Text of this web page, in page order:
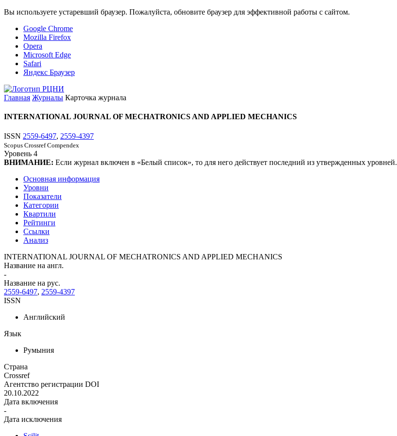
Вы используете устаревший браузер. Пожалуйста, обновите браузер для эффективной работы с сайтом.
Google Chrome
Mozilla Firefox
Opera
Microsoft Edge
Safari
Яндекс Браузер
Главная Журналы Карточка журнала
INTERNATIONAL JOURNAL OF MECHATRONICS AND APPLIED MECHANICS
ISSN 2559-6497, 2559-4397
Scopus Crossref Compendex
Уровень 4
ВНИМАНИЕ: Если журнал включен в «Белый список», то для него действует последний из утвержденных уровней.
Основная информация
Уровни
Показатели
Категории
Квартили
Рейтинги
Ссылки
Анализ
INTERNATIONAL JOURNAL OF MECHATRONICS AND APPLIED MECHANICS
Название на англ.
-
Название на рус.
2559-6497, 2559-4397
ISSN
Английский
Язык
Румыния
Страна
Crossref
Агентство регистрации DOI
20.10.2022
Дата включения
-
Дата исключения